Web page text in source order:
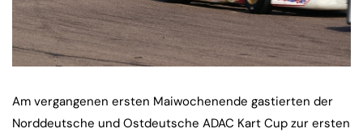
Am vergangenen ersten Maiwochenende gastierten der
Norddeutsche und Ostdeutsche ADAC Kart Cup zur ersten